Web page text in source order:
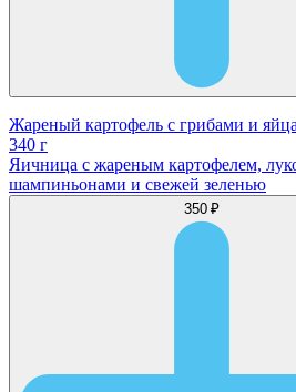
Жареный картофель с грибами и
340 г
Яичница с жареным картофелем,
шампиньонами и свежей зеленью
350 ₽